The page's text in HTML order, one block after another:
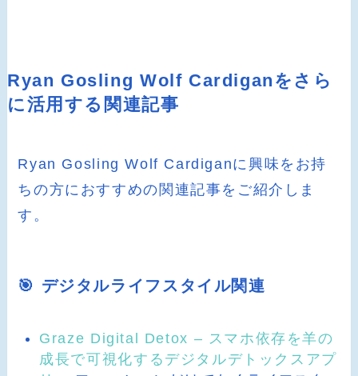
Ryan Gosling Wolf Cardiganをさら
に活用する関連記事
Ryan Gosling Wolf Cardiganに興味をお持
ちの方におすすめの関連記事をご紹介しま
す。
🎯 デジタルライフスタイル関連
Graze Digital Detox – スマホ依存を羊の
成長で可視化するデジタルデトックスアプ